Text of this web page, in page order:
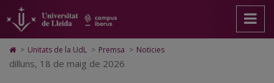
darrer
rànquing
del
pàgina
principal.
Universitat
contingut
principal
Mapa
Web.
Universitat
Cerca
Accessibilitat.
Universitat
Lleida
Icono
de
Home
> Unitats de la UdL > Premsa > Noticies
dilluns, 18 de maig de 2026